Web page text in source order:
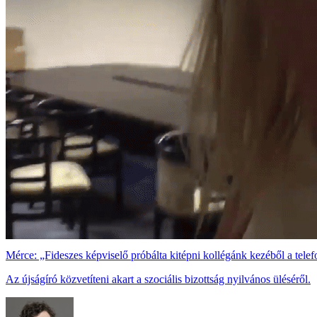
Mérce: „Fideszes képviselő próbálta kitépni kollégánk kezéből a
Az újságíró közvetíteni akart a szociális bizottság nyilvános üléséről.